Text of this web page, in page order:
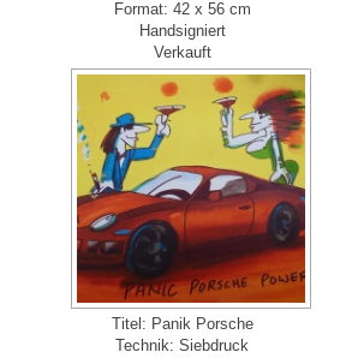
Format: 42 x 56 cm
Handsigniert
Verkauft
Titel: Panik Porsche
Technik: Siebdruck